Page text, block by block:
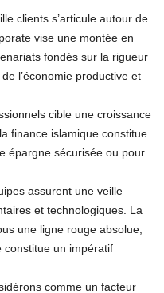
clients s’articule autour de
vise une montée en
fondés sur la rigueur
l’économie productive et
cible une croissance
finance islamique constitue
épargne sécurisée ou pour
assurent une veille
et technologiques. La
une ligne rouge absolue,
constitue un impératif
comme un facteur